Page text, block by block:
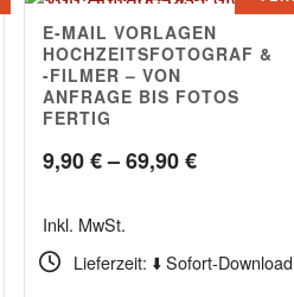
4.80
E-MAIL VORLAGEN
HOCHZEITSFOTOGRAF &
-FILMER – VON
ANFRAGE BIS FOTOS
FERTIG
9,90€–69,90€
69,90 €
Inkl. MwSt.
Lieferzeit: ⬇️ Sofort-Download